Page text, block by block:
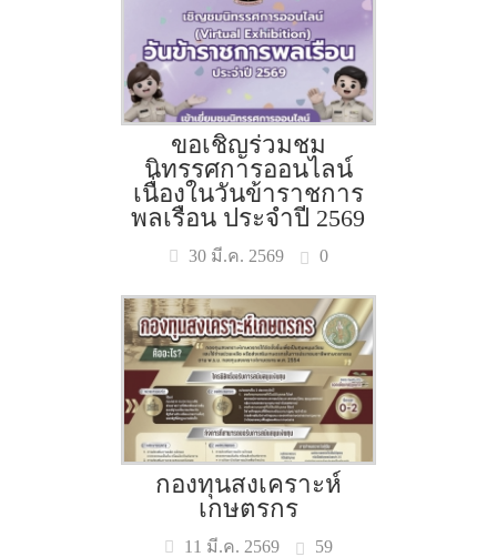
ขอเชิญร่วมชม
นิทรรศการออนไลน์
เนื่องในวันข้าราชการ
พลเรือน ประจำปี 2569
30 มี.ค. 2569 0
กองทุนสงเคราะห์
เกษตรกร
11 มี.ค. 2569 59